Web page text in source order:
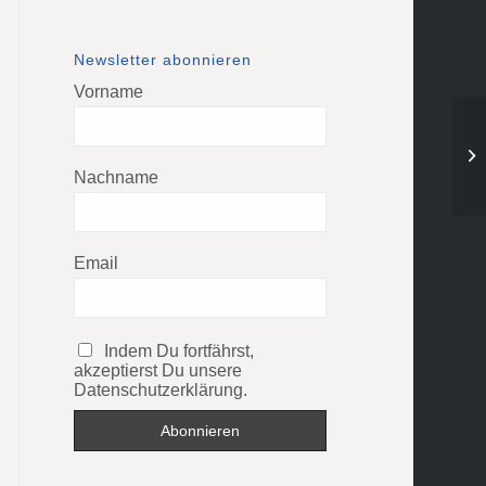
Newsletter abonnieren
Vorname
Nachname
Email
Indem Du fortfährst,
akzeptierst Du unsere
Datenschutzerklärung.